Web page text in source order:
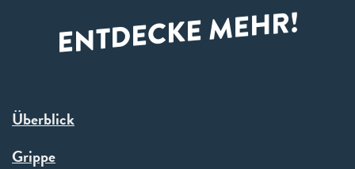
ENTDECKE MEHR!
Überblick
Grippe